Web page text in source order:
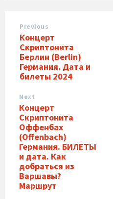
Previous
Концерт
Скриптонита
Берлин (Berlin)
Германия. Дата и
билеты 2024
Next
Концерт
Скриптонита
Оффенбах
(Offenbach)
Германия. БИЛЕТЫ
и дата. Как
добраться из
Варшавы?
Маршрут